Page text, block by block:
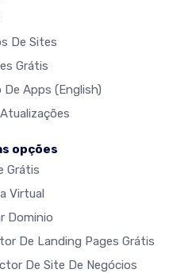
De Sites
Grátis
De Apps (English)
opções
Grátis
Virtual
Dominio
De Landing Pages Grátis
De Site De Negócios